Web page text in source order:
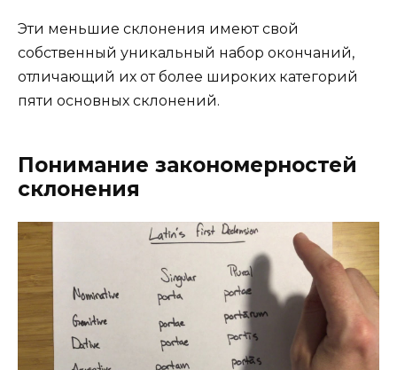
Эти меньшие склонения имеют свой
собственный уникальный набор окончаний,
отличающий их от более широких категорий
пяти основных склонений.
Понимание закономерностей
склонения